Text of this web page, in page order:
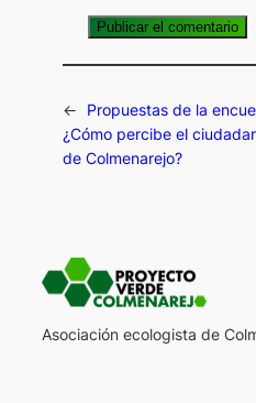
←
Propuestas de la
¿Cómo percibe el
de Colmenarejo?
Asociación ecologista de